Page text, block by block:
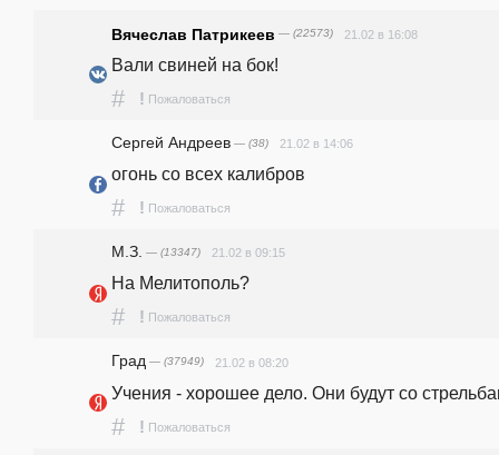
Вячеслав Патрикеев — (22573) 21.02 в 16:08
Вали свиней на бок!
# ! Пожаловаться
Сергей Андреев — (38) 21.02 в 14:06
огонь со всех калибров
# ! Пожаловаться
М.З. — (13347) 21.02 в 09:15
На Мелитополь?
# ! Пожаловаться
Град — (37949) 21.02 в 08:20
Учения - хорошее дело. Они будут со
# ! Пожаловаться